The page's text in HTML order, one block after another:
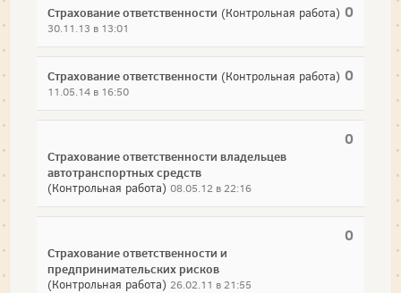
0
Страхование ответственности (Контрольная работа)
30.11.13 в 13:01
0
Страхование ответственности (Контрольная работа)
11.05.14 в 16:50
0
Страхование ответственности владельцев
автотранспортных средств
(Контрольная работа) 08.05.12 в 22:16
0
Страхование ответственности и
предпринимательских рисков
(Контрольная работа) 26.02.11 в 21:55